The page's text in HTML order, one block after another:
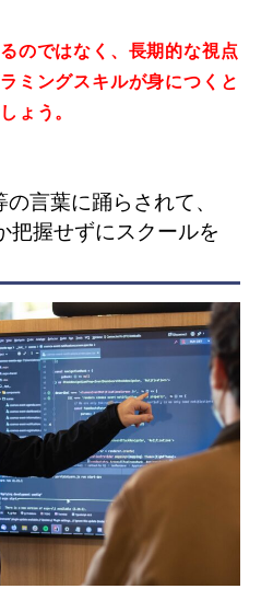
のではなく、 長期的な視点
ミングスキルが身につくと
ょう。
言葉に踊らされて、
把握せずにスクールを